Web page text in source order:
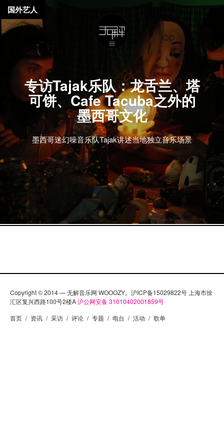
专访Tajak乐队：龙舌兰、塔
可饼、Cafe Tacuba之外的
墨西哥文化
墨西哥迷幻噪音乐队Tajak讲述当地独立音乐场景
国外艺人
Copyright © 2014 — 无解音乐网 WOOOZY。沪ICP备15029822号 上海市徐
汇区复兴西路100号2楼A沪公网安备 31010402001859号
首页 / 资讯 / 采访 / 评论 / 专题 / 电台 / 活动 / 歌单